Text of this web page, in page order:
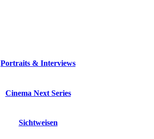
Portraits & Interviews
Cinema Next Series
Sichtweisen